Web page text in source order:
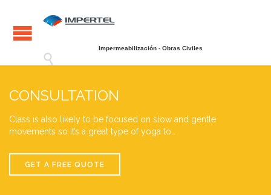
Impermeabilización - Obras Civiles

CONSULTATION
Class is also likely to be focused on slow and gentle
movements so it’s a great type of yoga to…
GET A FREE QUOTE